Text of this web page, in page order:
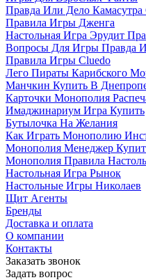
Правда Или Дело
Правила Игры Дженга
Настольная Игра Эрудит
Вопросы Для Игры Правда
Правила Игры Cluedo
Лего Пираты Карибского
Манчкин Купить В
Карточки Монополия
Имаджинариум Игра Купить
Бутылочка На Желания
Как Играть Монополию
Монополия Менеджер
Монополия Правила
Настольная Игра Рынок
Настольные Игры Николаев
Щит Агенты
Бренды
Доставка и оплата
О компании
Контакты
Заказать звонок
Задать вопрос